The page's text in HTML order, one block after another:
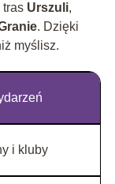
Urszuli,
. Dzięki
myślisz.
i kluby